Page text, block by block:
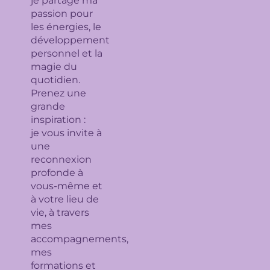
passion pour
les énergies, le
développement
personnel et la
magie du
quotidien.
Prenez une
grande
inspiration :
je vous invite à
une
reconnexion
profonde à
vous-même et
à votre lieu de
vie, à travers
mes
accompagnements,
mes
formations et